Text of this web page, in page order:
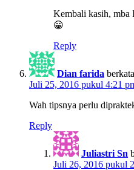
Kembali kasih, mba
😀
Reply
Dian farida
Juli 25, 2016 pukul 4:21
Wah tipsnya perlu
Reply
Juliastri Sn
Juli 26, 2016 pukul